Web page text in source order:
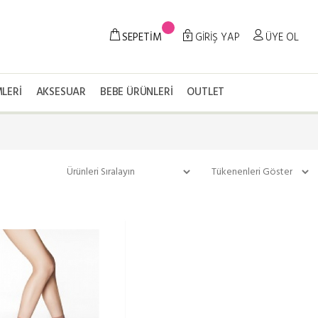
SEPETİM GİRİŞ YAP ÜYE OL
AKSESUAR BEBE ÜRÜNLERI OUTLET